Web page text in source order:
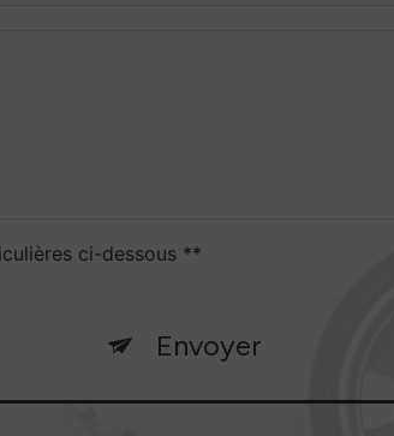
ci-dessous **
Envoyer